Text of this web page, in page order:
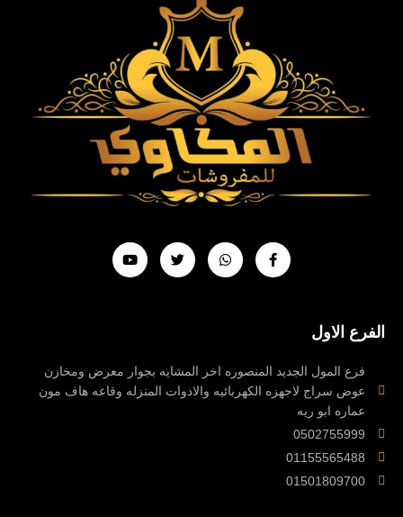
F
a
c
e
W
h
a
t
T
w
i
t
Y
o
u
t
الفرع الاول
فرع المول الجديد المنصوره اخر المشايه بجوار معرض ومخازن
عوض سراج لاجهزه الكهربائيه والادوات المنزله وقاعه هاف مون
عماره ابو ريه
0502755999
01155565488
01501809700